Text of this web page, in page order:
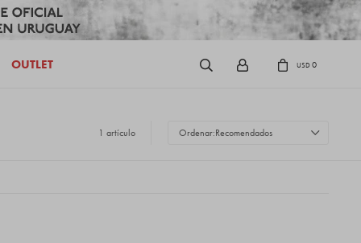
OUTLET USD0
1 artículo Recomendados